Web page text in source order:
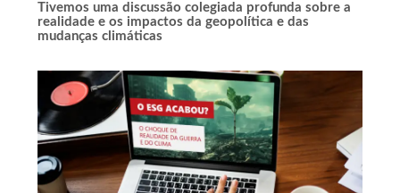
Tivemos uma discussão colegiada profunda sobre a
realidade e os impactos da geopolítica e das
mudanças climáticas